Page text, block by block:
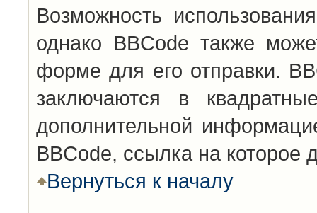
Возможность
однако BBCode также
форме для его отправки.
заключаются в
дополнительной
BBCode, ссылка на
Вернуться к началу